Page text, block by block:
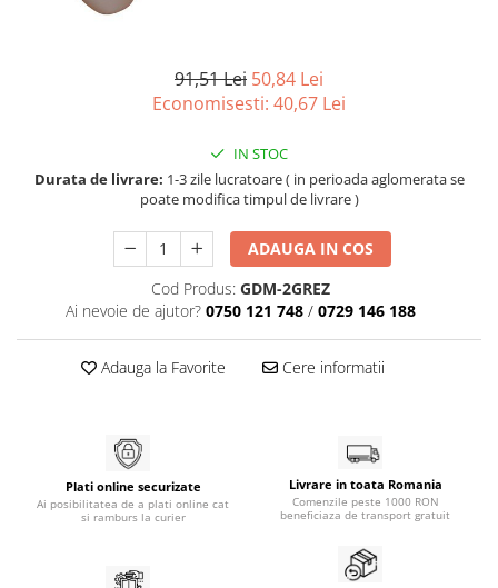
91,51 Lei 50,84 Lei
Economisesti: 40,67 Lei
IN STOC
Durata de livrare: 1-3 zile lucratoare ( in perioada aglomerata se
poate modifica timpul de livrare )
ADAUGA IN COS
Cod Produs: GDM-2GREZ
Ai nevoie de ajutor? 0750 121 748 / 0729 146 188
Adauga la Favorite Cere informatii
Plati online securizate
Ai posibilitatea de a plati online cat
si ramburs la curier
Livrare in toata Romania
Comenzile peste 1000 RON
beneficiaza de transport gratuit